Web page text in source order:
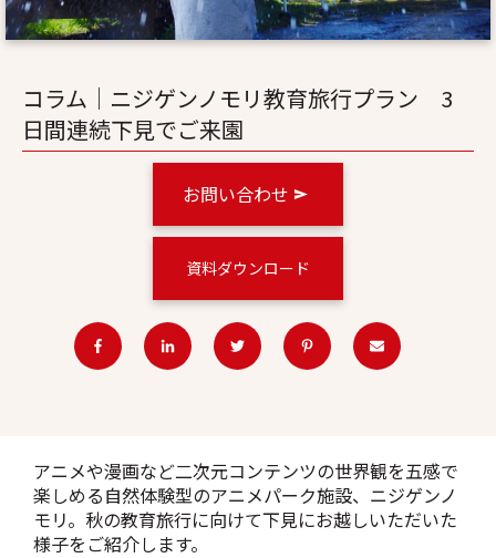
コラム│ニジゲンノモリ教育旅行プラン 3
日間連続下見でご来園
お問い合わせ
資料ダウンロード
アニメや漫画など二次元コンテンツの世界観を五感で
楽しめる自然体験型のアニメパーク施設、ニジゲンノ
モリ。秋の教育旅行に向けて下見にお越しいただいた
様子をご紹介します。